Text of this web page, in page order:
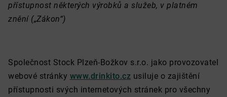
přístupnost některých výrobků a služeb, v platném
znění („Zákon“)
Společnost Stock Plzeň-Božkov s.r.o. jako provozovatel
webové stránky www.drinkito.cz usiluje o zajištění
přístupnosti svých internetových stránek pro všechny